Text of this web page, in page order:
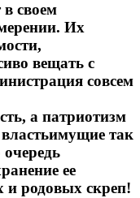
своем
Их
вещать с
совсем
а патриотизм
так
ее
и родовых скреп!